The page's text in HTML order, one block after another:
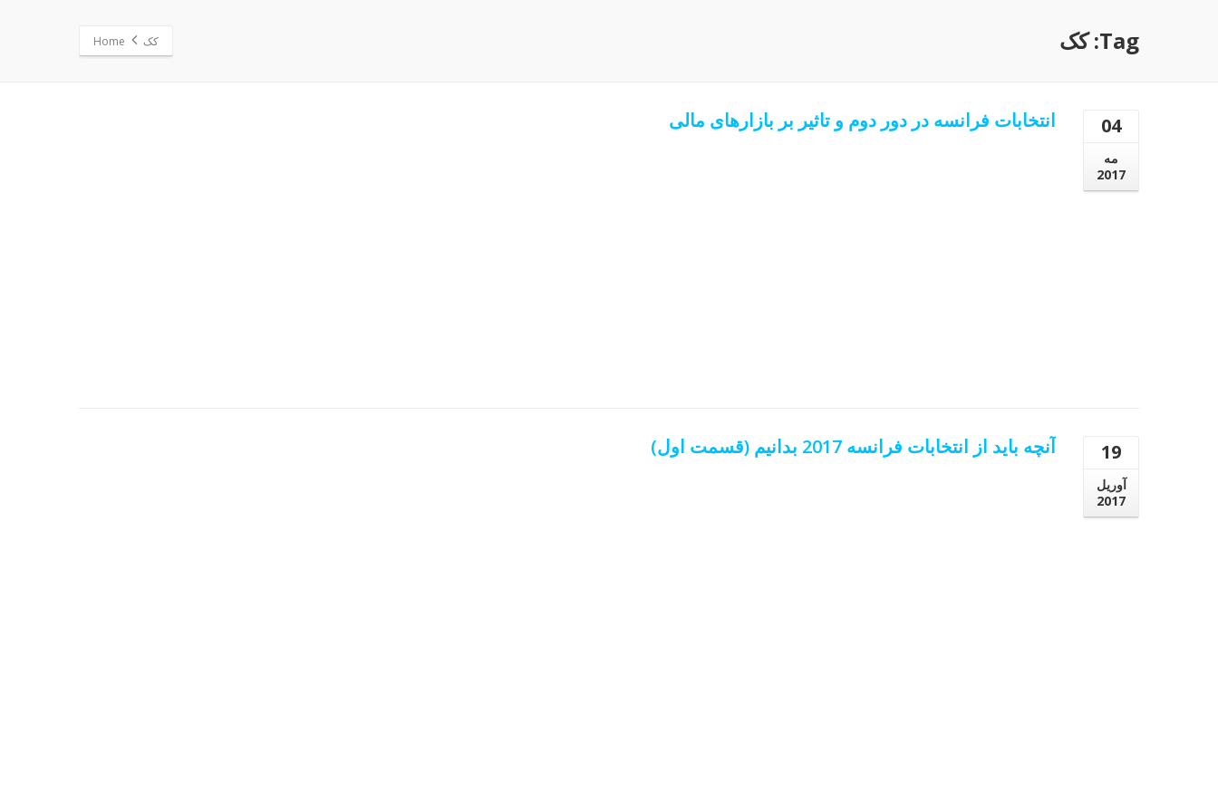
Tag: کک کک Home
04
مه
2017
انتخابات فرانسه در دور دوم و تاثیر بر بازارهای مالی
19
آوریل
2017
آنچه باید از انتخابات فرانسه 2017 بدانیم (قسمت اول)